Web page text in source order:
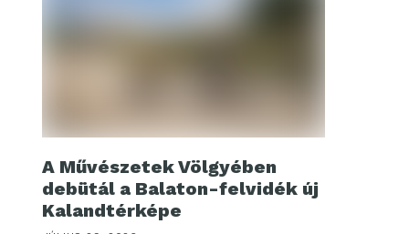
A Művészetek Völgyében
debütál a Balaton-felvidék új
Kalandtérképe